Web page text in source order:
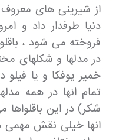
از شیرینی های
دنیا طرفدار داد و
فروخته می شود ،
در مدلها و شکلهای
خمیر یوفکا و یا
تمام انها در همه
شکر) در این
انها خیلی نقش مهمی